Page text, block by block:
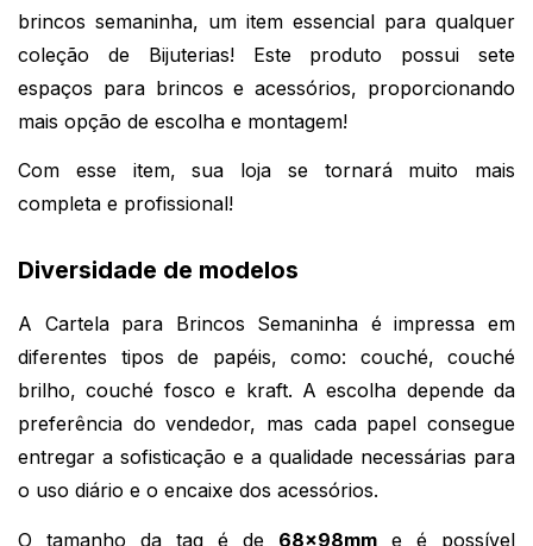
brincos semaninha, um item essencial para qualquer
coleção de Bijuterias! Este produto possui sete
espaços para brincos e acessórios, proporcionando
mais opção de escolha e montagem!
Com esse item, sua loja se tornará muito mais
completa e profissional!
Diversidade de modelos
A Cartela para Brincos Semaninha é impressa em
diferentes tipos de papéis, como: couché, couché
brilho, couché fosco e kraft. A escolha depende da
preferência do vendedor, mas cada papel consegue
entregar a sofisticação e a qualidade necessárias para
o uso diário e o encaixe dos acessórios.
O tamanho da tag é de 68x98mm e é possível